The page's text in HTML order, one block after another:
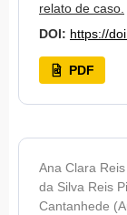
relato de caso.
DOI: https://
PDF
Ana Clara
da Silva Reis
Cantanhede